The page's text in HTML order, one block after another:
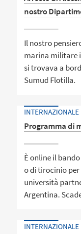
nostro
Il nostro
marina militare
si trovava a
Sumud Flotilla.
INTERNAZIONALE
Programma di
È online il
o di tirocinio
università
Argentina.
INTERNAZIONALE